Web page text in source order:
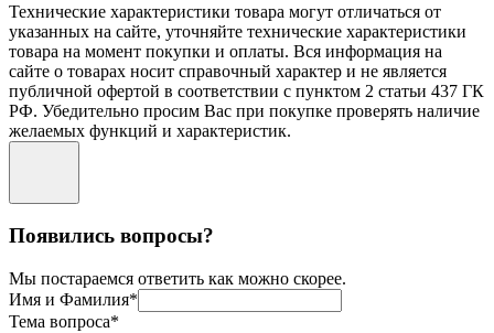
Технические характеристики товара могут отличаться от
указанных на сайте, уточняйте технические характеристики
товара на момент покупки и оплаты. Вся информация на
сайте о товарах носит справочный характер и не является
публичной офертой в соответствии с пунктом 2 статьи 437 ГК
РФ. Убедительно просим Вас при покупке проверять наличие
желаемых функций и характеристик.
Появились вопросы?
Мы постараемся ответить как можно скорее.
Имя и Фамилия*
Тема вопроса*